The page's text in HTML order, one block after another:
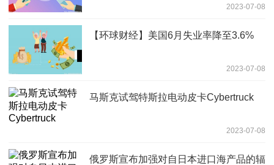
2023-07-08
【环球财经】美国6月失业率降至3.6%
2023-07-08
马斯克试驾特斯拉电动皮卡Cybertruck
2023-07-08
俄罗斯宣布加强对自日本进口海产品的辐